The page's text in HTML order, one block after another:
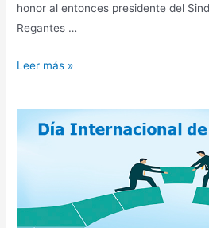
honor al entonces presidente del
Regantes …
Leer más »